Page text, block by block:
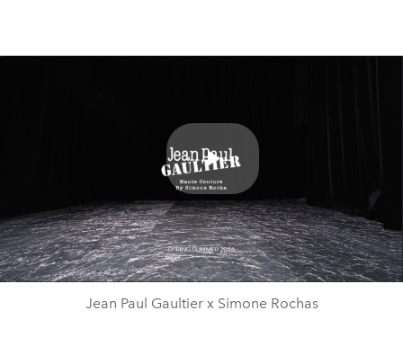
Play
Video
Jean Paul Gaultier x Simone Rochas